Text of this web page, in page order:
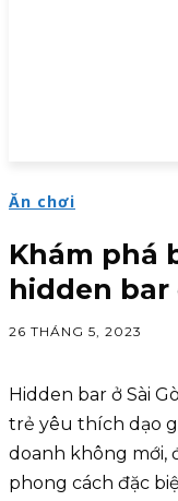
Ăn chơi
Khám phá
hidden bar
26 THÁNG 5, 2023
Hidden bar ở Sài
trẻ yêu thích dạo
doanh không mới,
phong cách đặc